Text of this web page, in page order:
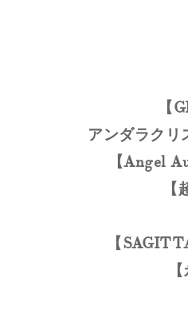
【
アンダラクリ
【Angel
【